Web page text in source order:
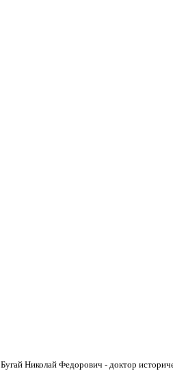
Бугай Николай Федорович - доктор